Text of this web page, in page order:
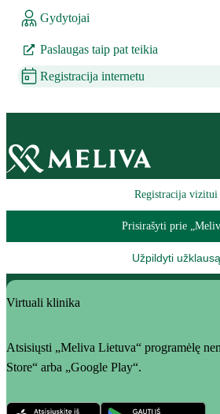
Gydytojai
Paslaugas taip pat teikia
Registracija internetu
Registracija vizitui
Prisirašyti prie
Užpildyti užklausą
Virtuali klinika
Atsisiųsti „Meliva Lietuva“ programėlę
Store“ arba „Google Play“.